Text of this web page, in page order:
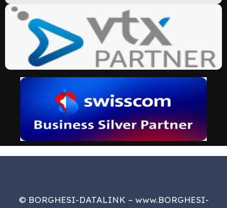
© BORGHESI-DATALINK – www.BORGHESI-